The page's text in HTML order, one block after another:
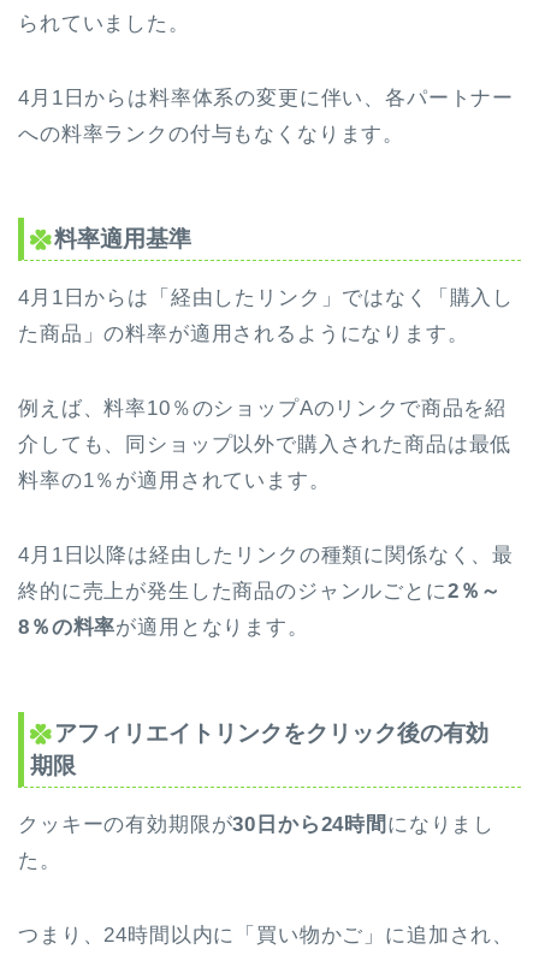
られていました。
4月1日からは料率体系の変更に伴い、各パートナー
への料率ランクの付与もなくなります。
料率適用基準
4月1日からは「経由したリンク」ではなく「購入し
た商品」の料率が適用されるようになります。
例えば、料率10％のショップAのリンクで商品を紹
介しても、同ショップ以外で購入された商品は最低
料率の1％が適用されています。
4月1日以降は経由したリンクの種類に関係なく、最
終的に売上が発生した商品のジャンルごとに2％～
8％の料率が適用となります。
アフィリエイトリンクをクリック後の有効
期限
クッキーの有効期限が30日から24時間 になりまし
た。
つまり、24時間以内に「買い物かご」に追加され、